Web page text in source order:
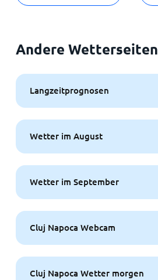
Andere Wetterseiten
Langzeitprognosen
Wetter im August
Wetter im September
Cluj Napoca Webcam
Cluj Napoca Wetter morgen